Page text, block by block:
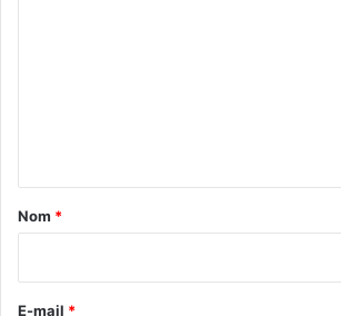
a
e
Nom *
E-mail *